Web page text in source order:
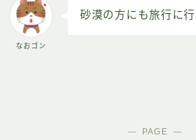
なおゴン
砂漠の方にも旅行に行
PAGE